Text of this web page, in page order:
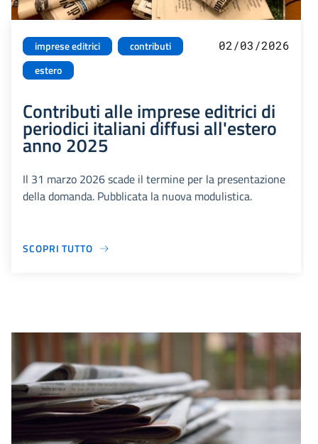
imprese editrici
contributi
estero
02/03/2026
Contributi alle imprese editrici di
periodici italiani diffusi all'estero
anno 2025
Il 31 marzo 2026 scade il termine per la presentazione
della domanda. Pubblicata la nuova modulistica.
SCOPRI TUTTO